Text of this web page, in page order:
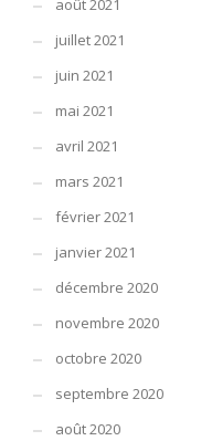
août 2021
juillet 2021
juin 2021
mai 2021
avril 2021
mars 2021
février 2021
janvier 2021
décembre 2020
novembre 2020
octobre 2020
septembre 2020
août 2020